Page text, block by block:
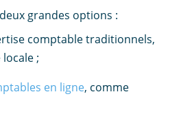
grandes options :
comptable traditionnels,
;
en ligne, comme